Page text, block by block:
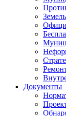
Документы